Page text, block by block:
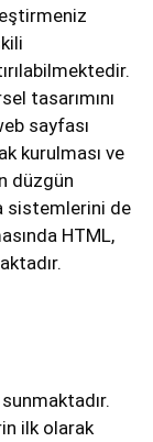
tasarımını
sayfası
kurulması ve
düzgün
sistemlerini de
HTML,
ilk olarak